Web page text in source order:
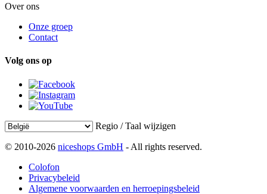
Over ons
Onze groep
Contact
Volg ons op
Regio / Taal wijzigen
© 2010-2026 niceshops GmbH - All rights reserved.
Colofon
Privacybeleid
Algemene voorwaarden en herroepingsbeleid